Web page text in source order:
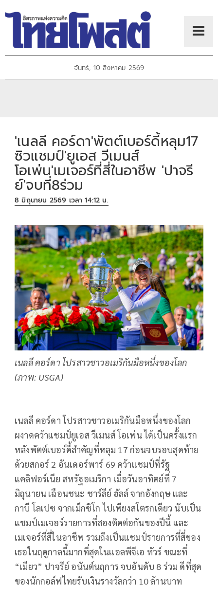
จันทร์, 10 สิงหาคม 2569
'เนลลี คอร์ดา'พัตต์เบอร์ดี้หลุม17
ซิวแชมป์'ยูเอส วีเมนส์
โอเพ่น'เมเจอร์ที่สี่ในอาชีพ 'ปาจรี
ย์'จบที่8ร่วม
8 มิถุนายน 2569 เวลา 14:12 น.
เนลลี คอร์ดา โปรสาวชาวอเมริกันมือหนึ่งของโลก
(ภาพ: USGA)
เนลลี คอร์ดา โปรสาวชาวอเมริกันมือหนึ่งของโลก
ผงาดคว้าแชมป์ยูเอส วีเมนส์ โอเพ่น ได้เป็นครั้งแรก
หลังพัตต์เบอร์ดี้สำคัญที่หลุม 17 ก่อนจบรอบสุดท้าย
ด้วยสกอร์ 2 อันเดอร์พาร์ 69 คว้าแชมป์ที่รัฐ
แคลิฟอร์เนีย สหรัฐอเมริกา เมื่อวันอาทิตย์ที่ 7
มิถุนายน เฉือนชนะ ชาร์ลีย์ ฮัลล์ จากอังกฤษ และ
กาบี โลเปซ จากเม็กซิโก ไปเพียงสโตรกเดียว นับเป็น
แชมป์เมเจอร์รายการที่สองติดต่อกันของปีนี้ และ
เมเจอร์ที่สี่ในอาชีพ รวมถึงเป็นแชมป์รายการที่สี่ของ
เธอในฤดูกาลนี้มากที่สุดในแอลพีจีเอ ทัวร์ ขณะที่
“เมียว” ปาจรีย์ อนันต์นฤการ จบอันดับ 8 ร่วม ดีที่สุด
ของนักกอล์ฟไทยรับเงินรางวัลกว่า 10 ล้านบาท